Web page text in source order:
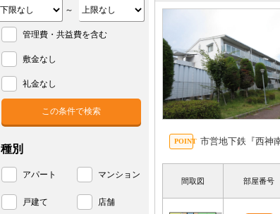
市営地下鉄『西神
間取図 部屋番号
～
管理費・共益費を含む
敷金なし
礼金なし
種別
アパート マンション
戸建て 店舗